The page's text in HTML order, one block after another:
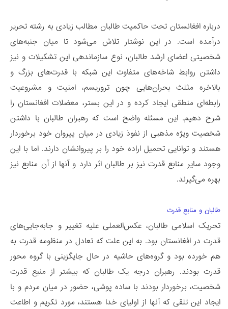
درباره افغانستان تحت حاکمیت طالبان مطالب زیادی به رشته تحریر
درآمده است. در این نوشتار تلاش می‌شود تا میان جنبه‌های
شخصیتی اعضای ارشد طالبان، نوع سازماندهی این تشکیلات و نیز
داشتن روابط شاخه‌های متفاوت این شبکه با قدرت‌های بزرگ و
بالاخره مثلث بحران‌هایی چون تروریسم، امنیت و مشروعیت
رابطه‌ای منطقی ایجاد کرده و در این بستر، معضلات افغانستان را
شرح دهیم. این مسئله واضح است که رهبران طالبان با داشتن
شخصیت ویژه مذهبی از نفوذ زیادی در میان پیروان خود برخوردار
هستند و توانایی تحمیل اراده‌ خود را بر پیروانشان دارند. اما با این
وجود سایر منابع قدرت نیز بر طالبان اثر دارد و آنها از آن منابع نیز
بهره می‌گیرند.
طالبان و منابع قدرت
تحریک اسلامی طالبان، عکس‌العملی علیه تغییر و جابه‌جایی‌های
قدرت در افغانستان بود. به این علت که تعادل در منظومه‌ قدرت به
هم خورده بود و گروه‌های حاشیه در حال جایگزینی با گروه‌ محور
قدرت بودند. رهبران درجه یک طالبان که بیشتر از منبع قدرت
شخصیت، برخوردار بودند با ساده پوشی، حضور در میان مردم و با
ایجاد این تلقی که آنها از اولیای خدا هستند، مورد تکریم و اطاعت